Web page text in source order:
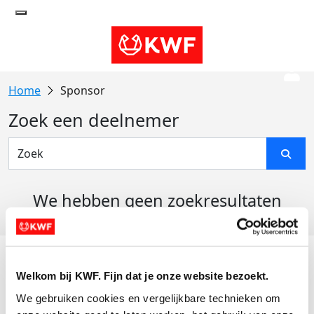
Welkom bij KWF. Fijn dat je onze website bezoekt.
We gebruiken cookies en vergelijkbare technieken om
Sponsor
Zoek een deelnemer
We hebben geen zoekresultaten
Actiematerialen
Evenementen